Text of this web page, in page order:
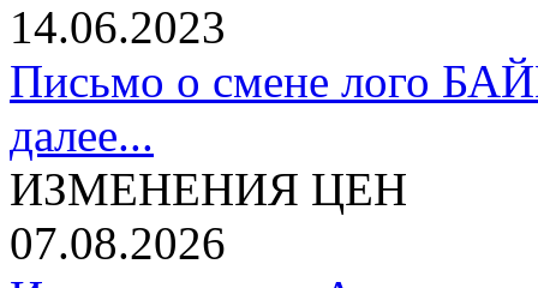
14.06.2023
Письмо о смене лого
далее...
ИЗМЕНЕНИЯ ЦЕН
07.08.2026